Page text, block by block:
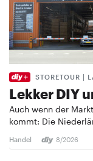
STORETOUR |
Lekker DIY
Auch wenn der
kommt: Die
Handel 8/2026